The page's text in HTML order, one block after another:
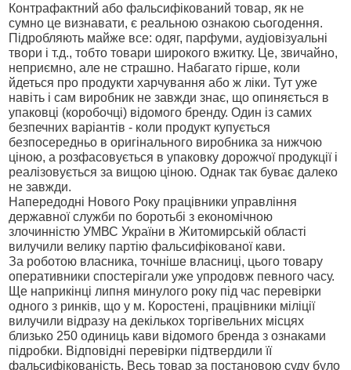
Контрафактний або фальсифікований товар, як не
сумно це визнавати, є реальною ознакою сьогодення.
Підробляють майже все: одяг, парфуми, аудіовізуальні
твори і т.д., тобто товари широкого вжитку. Це, звичайно,
неприємно, але не страшно. Набагато гірше, коли
йдеться про продукти харчування або ж ліки. Тут уже
навіть і сам виробник не завжди знає, що опиняється в
упаковці (коробочці) відомого бренду. Один із самих
безпечних варіантів - коли продукт купується
безпосередньо в оригінального виробника за нижчою
ціною, а розфасовується в упаковку дорожчої продукції і
реалізовується за вищою ціною. Однак так буває далеко
не завжди.
Напередодні Нового Року працівники управління
державної служби по боротьбі з економічною
злочинністю УМВС України в Житомирській області
вилучили велику партію фальсифікованої кави.
За роботою власника, точніше власниці, цього товару
оперативники спостерігали уже упродовж певного часу.
Ще наприкінці липня минулого року під час перевірки
одного з ринків, що у м. Коростені, працівники міліції
вилучили відразу на декількох торгівельних місцях
близько 250 одиниць кави відомого бренда з ознаками
підробки. Відповідні перевірки підтвердили її
фальсифікованість. Весь товар за постановою суду було